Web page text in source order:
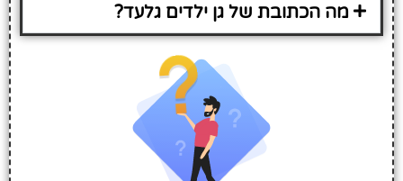
מה הכתובת של גן ילדים גלעד?